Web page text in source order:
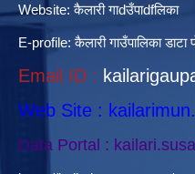
Website:कैलारी गाdउँपाdfलिका
E-profile:कैलारी गाउँपालिका डाटा
Email ID :
Web Site :
Data Portal :